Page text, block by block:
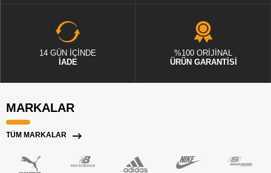
14 GÜN İÇİNDE
İADE
%100 ORİJİNAL
ÜRÜN GARANTİSİ
MARKALAR
TÜM MARKALAR